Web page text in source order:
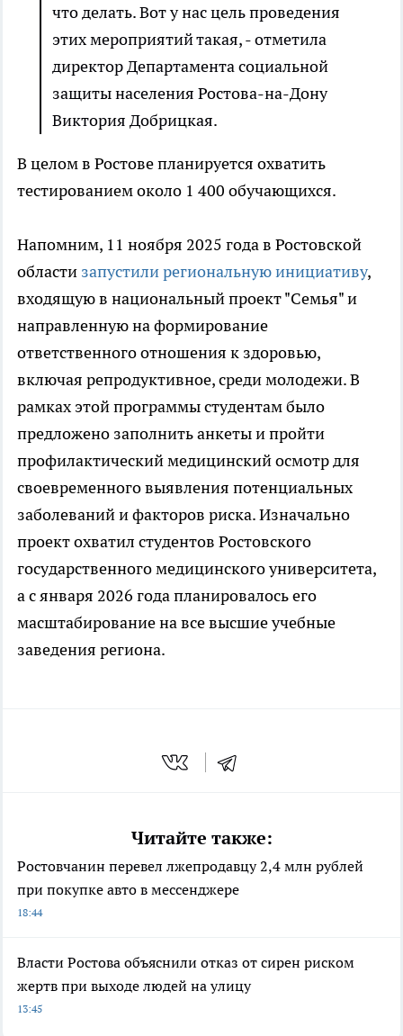
что делать. Вот у нас цель проведения
этих мероприятий такая, - отметила
директор Департамента социальной
защиты населения Ростова-на-Дону
Виктория Добрицкая.
В целом в Ростове планируется охватить
тестированием около 1 400 обучающихся.
Напомним, 11 ноября 2025 года в Ростовской
области запустили региональную инициативу,
входящую в национальный проект "Семья" и
направленную на формирование
ответственного отношения к здоровью,
включая репродуктивное, среди молодежи. В
рамках этой программы студентам было
предложено заполнить анкеты и пройти
профилактический медицинский осмотр для
своевременного выявления потенциальных
заболеваний и факторов риска. Изначально
проект охватил студентов Ростовского
государственного медицинского университета,
а с января 2026 года планировалось его
масштабирование на все высшие учебные
заведения региона.
Читайте также:
Ростовчанин перевел лжепродавцу 2,4 млн рублей
при покупке авто в мессенджере
18:44
Власти Ростова объяснили отказ от сирен риском
жертв при выходе людей на улицу
13:45